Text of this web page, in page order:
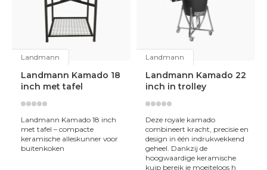
Compacte kamado’s
— ideaal voor kleinere tuinen,
balkons of als instapmodel.
Middelgrote modellen
met extra werkruimte en
temperatuur controle.
Grote Big Kamado’s
met royaal grilloppervlak voor
Elk model is robuust gebouwd, eenvoudig te gebruiken
en ontworpen om jarenlang buitenkookplezier te bieden.
Landmann
Landmann Kamado 18
inch met tafel
Landmann Kamado 18 inch
met tafel – compacte
keramische alleskunner voor
buitenkoken
Landmann
Landmann Kamado 22
inch in trolley
Deze royale kamado
combineert kracht, precisie en
design in één indrukwekkend
geheel. Dankzij de
hoogwaardige keramische
kuip bereik je moeiteloos h